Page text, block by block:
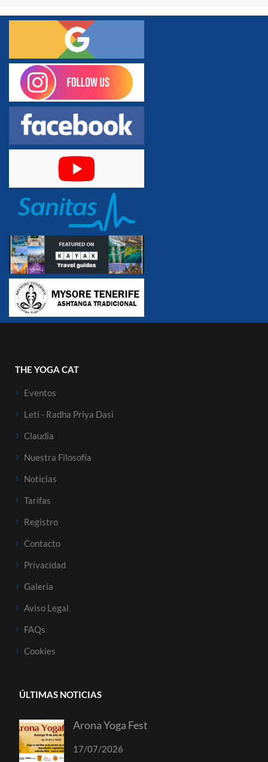
THE YOGA CAT
Eventos
Leti - Radha Priya Dasi
Claudia
Nuestra Filosofía
Noticias
Tarifas
Registro
Contacto
Privacidad
Galería
Aviso Legal
FAQs
Cookies
ÚLTIMAS NOTICIAS
Arona Yoga Fest
17/07/2026